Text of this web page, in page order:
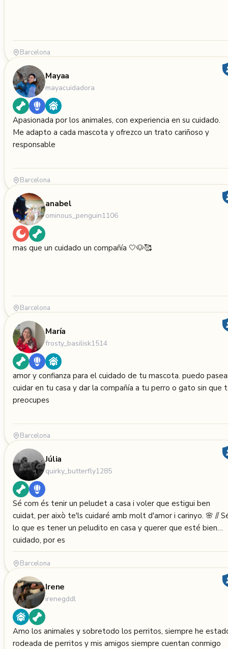
Barcelona
Mayaa
mayacuidadora
Apasionada por los animales, con experiencia en su cuidado.
Me adapto a cada mascota y ofrezco un trato cariñoso y
responsable
Barcelona
anabel
ominous_penguin1106
mas que un cuidado un compañía 🤍🐶🥰
Barcelona
María
frosty_basilisk1514
amor y confianza para el cuidado de tu mascota. puedo
cuidar en tu casa y dar la compañía a tu perro o gato sin que
preocupes
Barcelona
Júlia
quirky_butterfly1285
Sé com és tenir un peludet a casa i voler que estigui ben
cuidat, per això te'ls cuidaré amb molt d'amor i carinyo. 🌸 // Sé
lo que es tener un peludito en casa y querer que esté bien
cuidado, por es
Barcelona
Irene
irenegddl
Amo los animales y sobretodo los perritos, siempre he
rodeada de perritos y mis amigos siempre cuentan conmigo